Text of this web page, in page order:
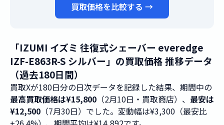
買取価格を比較する →
「IZUMI イズミ 往復式シェーバー everedge
IZF-E863R-S シルバー」の買取価格 推移データ
（過去180日間）
買取Xが180日分の日次データを記録した結果、期間中の
最高買取価格は¥15,800 （2月10日・買取商店）、 最安は
¥12,500 （7月30日）でした。変動幅は¥3,300（最安比